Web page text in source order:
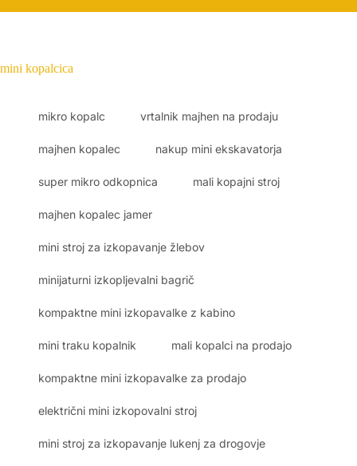
mini kopalcica
mikro kopalc vrtalnik majhen na prodaju
majhen kopalec nakup mini ekskavatorja
super mikro odkopnica mali kopajni stroj
majhen kopalec jamer
mini stroj za izkopavanje žlebov
minijaturni izkopljevalni bagrič
kompaktne mini izkopavalke z kabino
mini traku kopalnik mali kopalci na prodajo
kompaktne mini izkopavalke za prodajo
električni mini izkopovalni stroj
mini stroj za izkopavanje lukenj za drogovje